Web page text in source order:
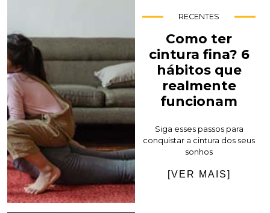
RECENTES
Como ter
cintura fina? 6
hábitos que
realmente
funcionam
Siga esses passos para
conquistar a cintura dos seus
sonhos
[VER MAIS]